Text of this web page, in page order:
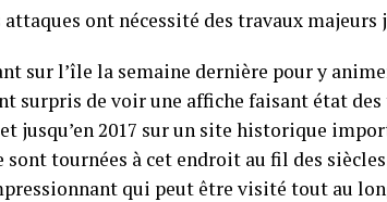
ont nécessité des travaux majeurs
sur l’île la semaine dernière pour y
surpris de voir une affiche faisant état
jusqu’en 2017 sur un site historique
sont tournées à cet endroit au fil des
qui peut être visité tout au